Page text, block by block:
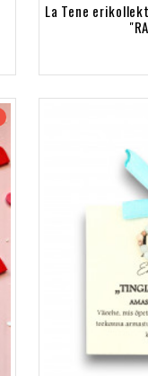
La Tene